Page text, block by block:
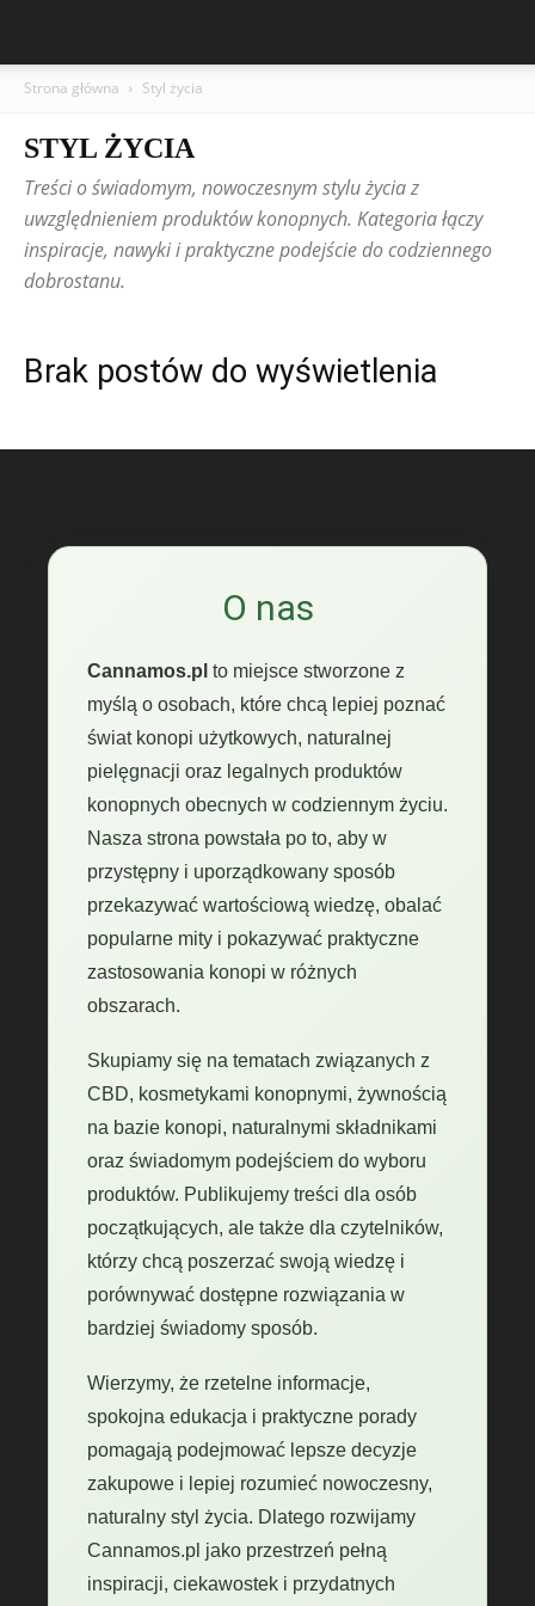
Strona główna Styl życia
STYL ŻYCIA
Treści o świadomym, nowoczesnym stylu życia z
uwzględnieniem produktów konopnych. Kategoria łączy
inspiracje, nawyki i praktyczne podejście do codziennego
dobrostanu.
Brak postów do wyświetlenia
O nas
Cannamos.pl to miejsce stworzone z
myślą o osobach, które chcą lepiej poznać
świat konopi użytkowych, naturalnej
pielęgnacji oraz legalnych produktów
konopnych obecnych w codziennym życiu.
Nasza strona powstała po to, aby w
przystępny i uporządkowany sposób
przekazywać wartościową wiedzę, obalać
popularne mity i pokazywać praktyczne
zastosowania konopi w różnych
obszarach.
Skupiamy się na tematach związanych z
CBD, kosmetykami konopnymi, żywnością
na bazie konopi, naturalnymi składnikami
oraz świadomym podejściem do wyboru
produktów. Publikujemy treści dla osób
początkujących, ale także dla czytelników,
którzy chcą poszerzać swoją wiedzę i
porównywać dostępne rozwiązania w
bardziej świadomy sposób.
Wierzymy, że rzetelne informacje,
spokojna edukacja i praktyczne porady
pomagają podejmować lepsze decyzje
zakupowe i lepiej rozumieć nowoczesny,
naturalny styl życia. Dlatego rozwijamy
Cannamos.pl jako przestrzeń pełną
inspiracji, ciekawostek i przydatnych